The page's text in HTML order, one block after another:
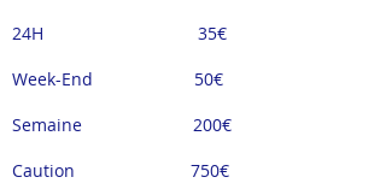
24H 35€
Week-End 50€
Semaine 200€
Caution 750€